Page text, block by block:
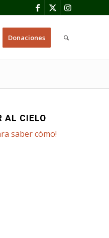
Donaciones
AL CIELO
saber cómo!